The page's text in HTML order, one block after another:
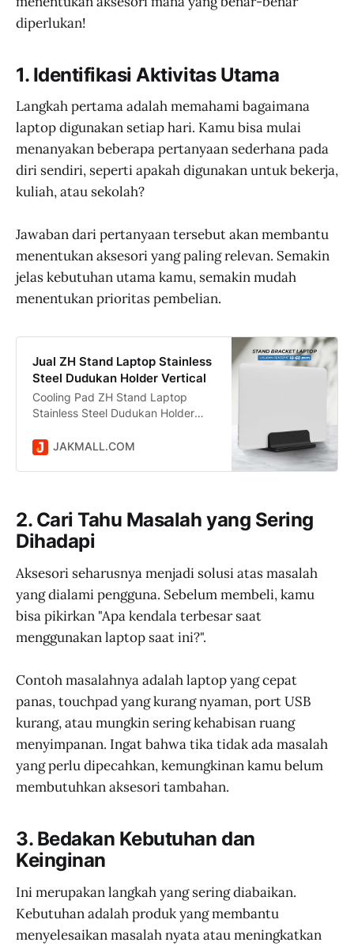
diperlukan!
1. Identifikasi Aktivitas Utama
Langkah pertama adalah memahami bagaimana
laptop digunakan setiap hari. Kamu bisa mulai
menanyakan beberapa pertanyaan sederhana pada
diri sendiri, seperti apakah digunakan untuk bekerja,
kuliah, atau sekolah?
Jawaban dari pertanyaan tersebut akan membantu
menentukan aksesori yang paling relevan. Semakin
jelas kebutuhan utama kamu, semakin mudah
menentukan prioritas pembelian.
Jual ZH Stand Laptop Stainless
Steel Dudukan Holder Vertical
Cooling Pad ZH Stand Laptop
Stainless Steel Dudukan Holder
99.900 dikirim dari DKI Jakarta.
JAKMALL.COM
2. Cari Tahu Masalah yang Sering
Dihadapi
Aksesori seharusnya menjadi solusi atas masalah
yang dialami pengguna. Sebelum membeli, kamu
bisa pikirkan "Apa kendala terbesar saat
menggunakan laptop saat ini?".
Contoh masalahnya adalah laptop yang cepat
panas, touchpad yang kurang nyaman, port USB
kurang, atau mungkin sering kehabisan ruang
menyimpanan. Ingat bahwa tika tidak ada masalah
yang perlu dipecahkan, kemungkinan kamu belum
membutuhkan aksesori tambahan.
3. Bedakan Kebutuhan dan
Keinginan
Ini merupakan langkah yang sering diabaikan.
Kebutuhan adalah produk yang membantu
menyelesaikan masalah nyata atau meningkatkan